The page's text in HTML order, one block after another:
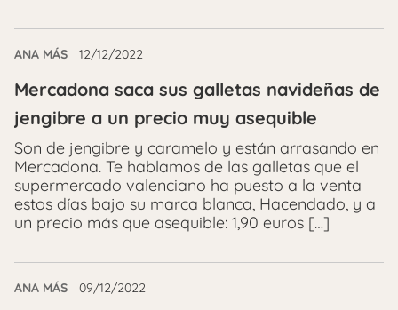
ANA MÁS 12/12/2022
Mercadona saca sus galletas navideñas de
jengibre a un precio muy asequible
Son de jengibre y caramelo y están arrasando en
Mercadona. Te hablamos de las galletas que el
supermercado valenciano ha puesto a la venta
estos días bajo su marca blanca, Hacendado, y a
un precio más que asequible: 1,90 euros […]
ANA MÁS 09/12/2022